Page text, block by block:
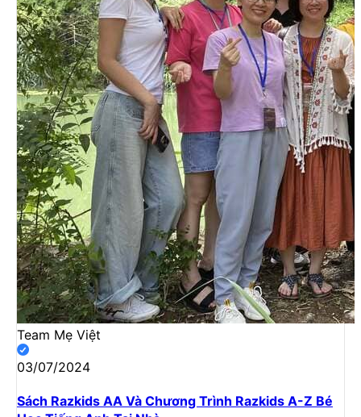
Team Mẹ Việt
03/07/2024
Sách Razkids AA Và Chương Trình Razkids A-Z Bé